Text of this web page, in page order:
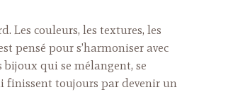
Les couleurs, les textures, les
pensé pour s’harmoniser avec
bijoux qui se mélangent, se
finissent toujours par devenir un